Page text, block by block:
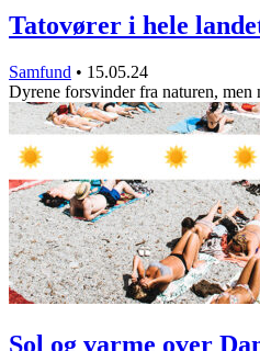
Tatovører i hele
Samfund • 15.05.24
Dyrene forsvinder fra naturen,
Sol og varme over